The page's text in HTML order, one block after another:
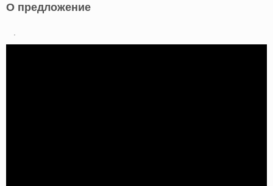
О предложение